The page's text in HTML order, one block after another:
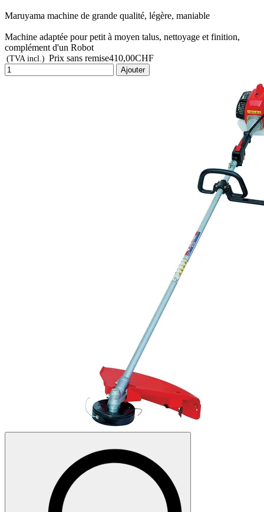
Maruyama machine de grande qualité, légère, maniable
Machine adaptée pour petit à moyen talus, nettoyage et finition,
complément d'un Robot
(TVA incl.) Prix sans remise410,00CHF
Ajouter